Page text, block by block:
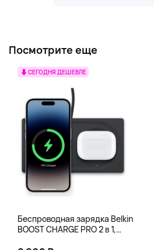
Посмотрите еще
СЕГОДНЯ ДЕШЕВЛЕ
Беспроводная зарядка Belkin
BOOST CHARGE PRO 2 в 1,